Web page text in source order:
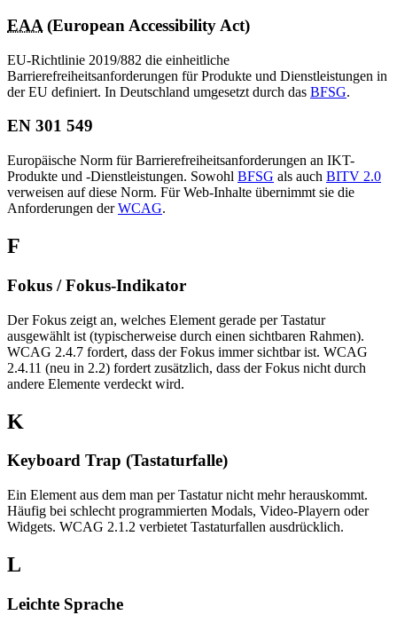
EAA (European Accessibility Act)
EU-Richtlinie 2019/882 die einheitliche
Barrierefreiheitsanforderungen für Produkte und Dienstleistungen in
der EU definiert. In Deutschland umgesetzt durch das BFSG.
EN 301 549
Europäische Norm für Barrierefreiheitsanforderungen an IKT-
Produkte und -Dienstleistungen. Sowohl BFSG als auch BITV 2.0
verweisen auf diese Norm. Für Web-Inhalte übernimmt sie die
Anforderungen derWCAG.
F
Fokus / Fokus-Indikator
Der Fokus zeigt an, welches Element gerade per Tastatur
ausgewählt ist (typischerweise durch einen sichtbaren Rahmen).
WCAG 2.4.7 fordert, dass der Fokus immer sichtbar ist. WCAG
2.4.11 (neu in 2.2) fordert zusätzlich, dass der Fokus nicht durch
andere Elemente verdeckt wird.
K
Keyboard Trap (Tastaturfalle)
Ein Element aus dem man per Tastatur nicht mehr herauskommt.
Häufig bei schlecht programmierten Modals, Video-Playern oder
Widgets. WCAG 2.1.2 verbietet Tastaturfallen ausdrücklich.
L
Leichte Sprache